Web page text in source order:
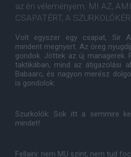
az én véleményem. MI AZ,
CSAPATÉRT, A
Volt egyszer egy csapat, Sir
mindent megnyert. Az öreg
gondok. Jöttek az új managerek.
taktikában, mind az átigazolási
Babaarc, és nagyon merész
is gondolok:
Szurkolók: Sok itt a semmire
mindet!
Fellaini: nem MU szint, nem tud